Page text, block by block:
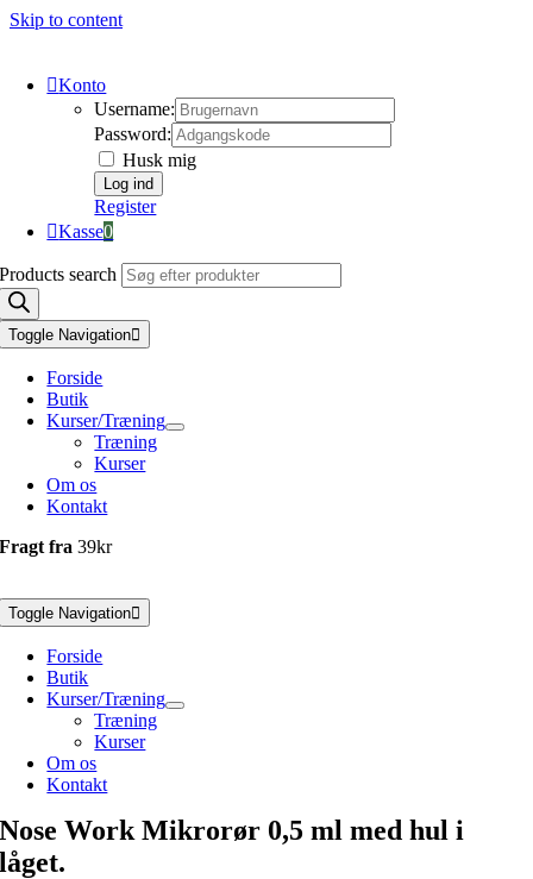
Skip to content
Konto
Username:
Password:
Husk mig
Register
Kasse0
Products search
Toggle Navigation
Forside
Butik
Kurser/Træning
Træning
Kurser
Om os
Kontakt
Fragt fra39kr
Toggle Navigation
Forside
Butik
Kurser/Træning
Træning
Kurser
Om os
Kontakt
Nose Work Mikrorør 0,5 ml med hul i
låget.